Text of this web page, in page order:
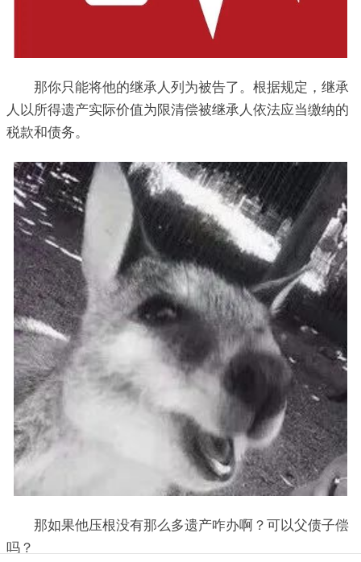
那你只能将他的继承人列为被告了。根据规定，继承
人以所得遗产实际价值为限清偿被继承人依法应当缴纳的
税款和债务。
那如果他压根没有那么多遗产咋办啊？可以父债子偿
吗？